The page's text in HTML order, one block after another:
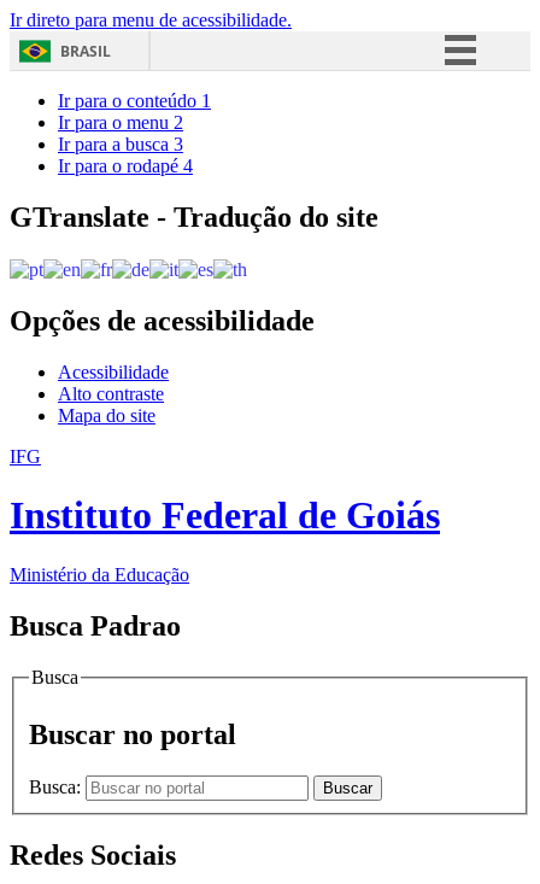
Ir direto para menu de acessibilidade.
BRASIL
Acesso à informação
Ir para o conteúdo 1
Ir para o menu 2
Ir para a busca 3
Ir para o rodapé 4
GTranslate - Tradução do site
Opções de acessibilidade
Acessibilidade
Alto contraste
Mapa do site
IFG
Instituto Federal de Goiás
Ministério da Educação
Busca Padrao
Busca
Buscar no portal
Busca: Buscar
Redes Sociais